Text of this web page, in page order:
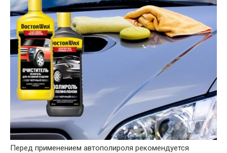
Перед применением автополироля рекомендуется